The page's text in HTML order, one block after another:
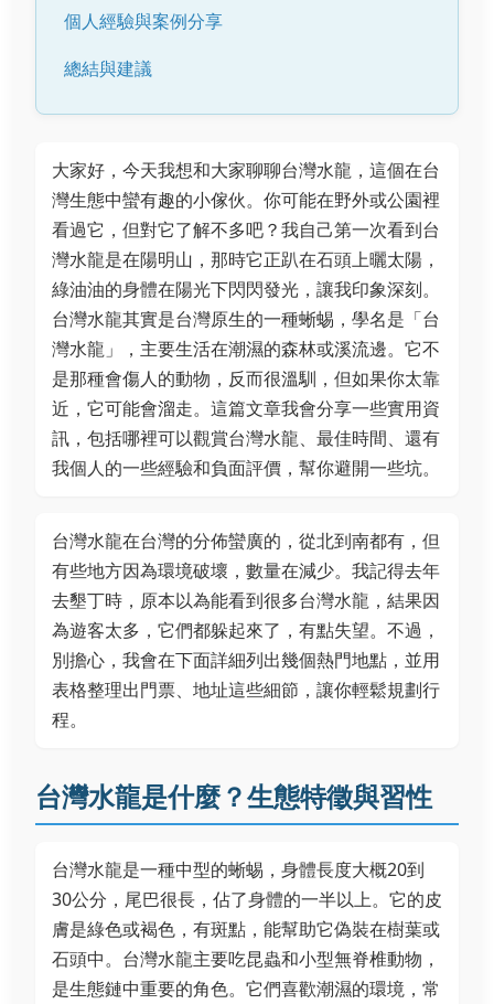
個人經驗與案例分享
總結與建議
大家好，今天我想和大家聊聊台灣水龍，這個在台
灣生態中蠻有趣的小傢伙。你可能在野外或公園裡
看過它，但對它了解不多吧？我自己第一次看到台
灣水龍是在陽明山，那時它正趴在石頭上曬太陽，
綠油油的身體在陽光下閃閃發光，讓我印象深刻。
台灣水龍其實是台灣原生的一種蜥蜴，學名是「台
灣水龍」，主要生活在潮濕的森林或溪流邊。它不
是那種會傷人的動物，反而很溫馴，但如果你太靠
近，它可能會溜走。這篇文章我會分享一些實用資
訊，包括哪裡可以觀賞台灣水龍、最佳時間、還有
我個人的一些經驗和負面評價，幫你避開一些坑。
台灣水龍在台灣的分佈蠻廣的，從北到南都有，但
有些地方因為環境破壞，數量在減少。我記得去年
去墾丁時，原本以為能看到很多台灣水龍，結果因
為遊客太多，它們都躲起來了，有點失望。不過，
別擔心，我會在下面詳細列出幾個熱門地點，並用
表格整理出門票、地址這些細節，讓你輕鬆規劃行
程。
台灣水龍是什麼？生態特徵與習性
台灣水龍是一種中型的蜥蜴，身體長度大概20到
30公分，尾巴很長，佔了身體的一半以上。它的皮
膚是綠色或褐色，有斑點，能幫助它偽裝在樹葉或
石頭中。台灣水龍主要吃昆蟲和小型無脊椎動物，
是生態鏈中重要的角色。它們喜歡潮濕的環境，常